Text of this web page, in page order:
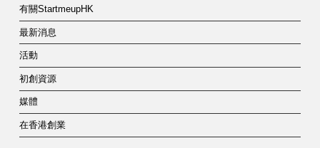
有關StartmeupHK
最新消息
活動
初創資源
媒體
在香港創業